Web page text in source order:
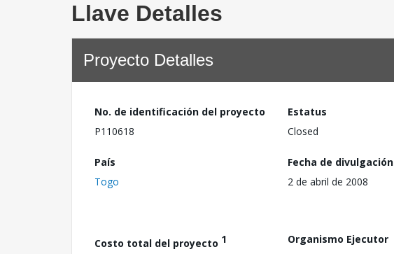
Llave Detalles
Proyecto Detalles
No. de identificación del proyecto
P110618
Estatus
Closed
País
Togo
Fecha de divulgación
2 de abril de 2008
Costo total del proyecto 1
Organismo Ejecutor